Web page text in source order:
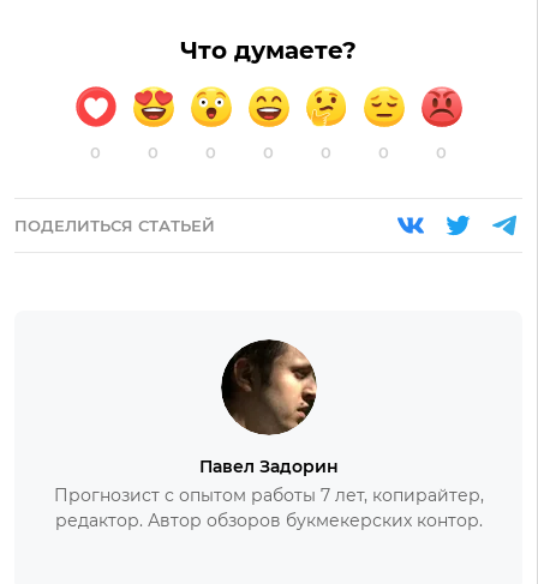
Что думаете?
0 0 0 0 0 0 0
ПОДЕЛИТЬСЯ СТАТЬЕЙ
Павел Задорин
Прогнозист с опытом работы 7 лет, копирайтер,
редактор. Автор обзоров букмекерских контор.